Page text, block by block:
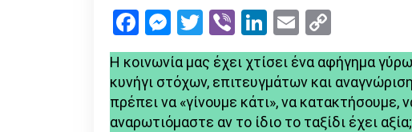
Facebook
Messenger
Twitter
ViberLinkedIn
Email
Link
Η κοινωνία μας έχει χτίσει ένα αφήγημα
κυνήγι στόχων, επιτευγμάτων και
πρέπει να «γίνουμε κάτι», να
αναρωτιόμαστε αν το ίδιο το ταξίδι έχει